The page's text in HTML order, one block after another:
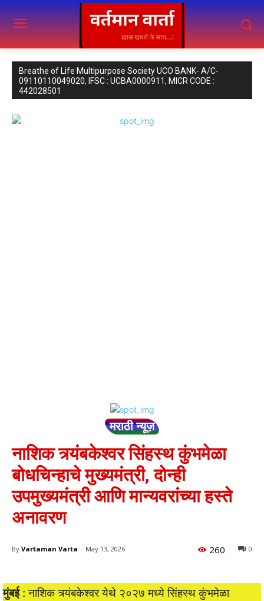
Breathe of Life Multipurpose Society UCO BANK- A/C-
09110110049020, IFSC : UCBA0000911, MICR CODE :
442028501
मराठी न्यूज़
नाशिक त्र्यंबकेश्वर सिंहस्थ कुंभमेळा
बोधचिन्हाचे मुख्यमंत्री, दोन्ही
उपमुख्यमंत्री आणि मान्यवरांच्या हस्ते
अनावरण
By Vartaman Varta May 13, 2026 0
260
मुंबई: नाशिक त्र्यंबकेश्वर येथे २०२७ मध्ये सिंहस्थ कुंभमेळा